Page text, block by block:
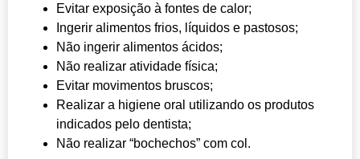
Evitar exposição à fontes de calor;
Ingerir alimentos frios, líquidos e pastosos;
Não ingerir alimentos ácidos;
Não realizar atividade física;
Evitar movimentos bruscos;
Realizar a higiene oral utilizando os produtos
indicados pelo dentista;
Não realizar “bochechos” com col.